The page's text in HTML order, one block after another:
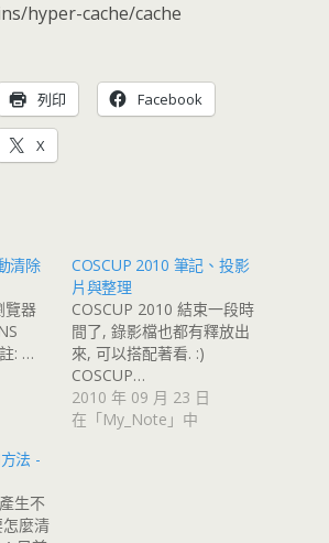
hyper-cache/cache
列印 Facebook
X
清除
覽器
: …
COSCUP 2010 筆記、投影
片與整理
COSCUP 2010 結束一段時
間了, 錄影檔也都有釋放出
來, 可以搭配著看. :)
COSCUP…
2010 年 09 月 23 日
在「My_Note」中
法 -
生不
麼清